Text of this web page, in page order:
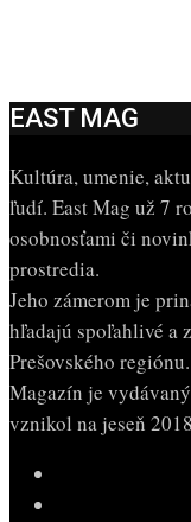
EAST MAG
Kultúra, umenie,
ľudí. East Mag už 7
osobnosťami či
prostredia.
Jeho zámerom je
hľadajú spoľahlivé a
Prešovského regiónu.
Magazín je
vznikol na jeseň